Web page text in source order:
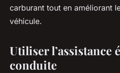
carburant tout en améliorant
véhicule.
Utiliser l’assistance
conduite